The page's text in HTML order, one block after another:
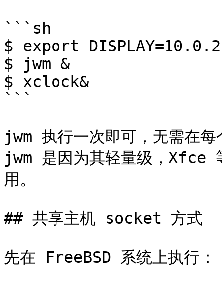
```sh
$ export
$ jwm &
$ xclock&
```
jwm 执行一次即可，无需在
jwm 是因为其轻量级，Xfce
用。
## 共享主机 socket 方式
先在 FreeBSD 系统上执行：